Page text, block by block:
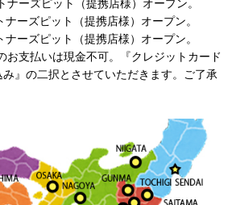
ーズピット（提携店様）オープン。
ーズピット（提携店様）オープン。
ーズピット（提携店様）オープン。
お支払いは現金不可。『クレジットカード
』の二択とさせていただきます。ご了承